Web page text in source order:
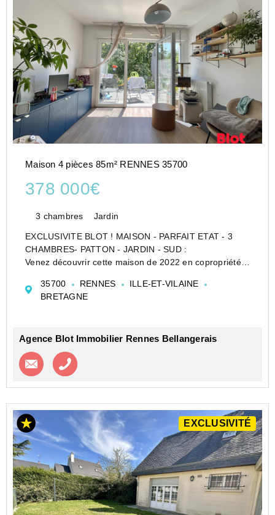
Maison 4 pièces 85m² RENNES 35700
378 000€
3 chambres Jardin
EXCLUSIVITE BLOT ! MAISON - PARFAIT ETAT - 3
CHAMBRES- PATTON - JARDIN - SUD :
Venez découvrir cette maison de 2022 en copropriété
pieds du métro et de ses commerces récents ! au
besoin rocade immédiate tou...
35700 RENNES
ILLE-ET-VILAINE
BRETAGNE
Agence Blot Immobilier Rennes Bellangerais
Contacter l'agence
EXCLUSIVITÉ